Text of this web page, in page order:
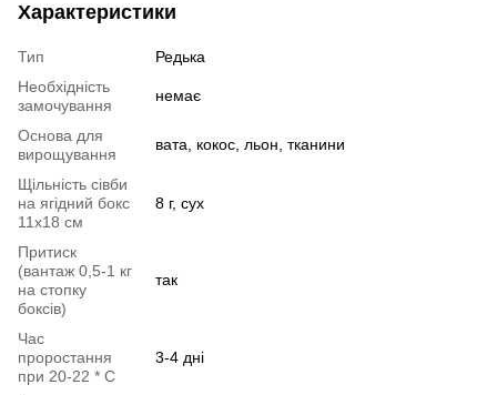
Характеристики
Тип
Редька
Необхідність
замочування
немає
Основа для
вирощування
вата, кокос, льон, тканини
Щільність сівби
на ягідний бокс
11х18 см
8 г, сух
Притиск
(вантаж 0,5-1 кг
на стопку
боксів)
так
Час
проростання
при 20-22 * C
3-4 дні